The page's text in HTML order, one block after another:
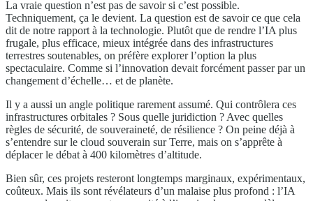
La vraie question n’est pas de savoir si c’est possible.
Techniquement, ça le devient. La question est de savoir ce que cela
dit de notre rapport à la technologie. Plutôt que de rendre l’IA plus
frugale, plus efficace, mieux intégrée dans des infrastructures
terrestres soutenables, on préfère explorer l’option la plus
spectaculaire. Comme si l’innovation devait forcément passer par un
changement d’échelle… et de planète.
Il y a aussi un angle politique rarement assumé. Qui contrôlera ces
infrastructures orbitales ? Sous quelle juridiction ? Avec quelles
règles de sécurité, de souveraineté, de résilience ? On peine déjà à
s’entendre sur le cloud souverain sur Terre, mais on s’apprête à
déplacer le débat à 400 kilomètres d’altitude.
Bien sûr, ces projets resteront longtemps marginaux, expérimentaux,
coûteux. Mais ils sont révélateurs d’un malaise plus profond : l’IA